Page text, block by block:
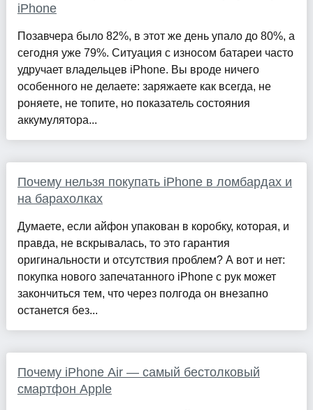
iPhone
Позавчера было 82%, в этот же день упало до 80%, а
сегодня уже 79%. Ситуация с износом батареи часто
удручает владельцев iPhone. Вы вроде ничего
особенного не делаете: заряжаете как всегда, не
роняете, не топите, но показатель состояния
аккумулятора...
Почему нельзя покупать iPhone в ломбардах и
на барахолках
Думаете, если айфон упакован в коробку, которая, и
правда, не вскрывалась, то это гарантия
оригинальности и отсутствия проблем? А вот и нет:
покупка нового запечатанного iPhone с рук может
закончиться тем, что через полгода он внезапно
останется без...
Почему iPhone Air — самый бестолковый
смартфон Apple